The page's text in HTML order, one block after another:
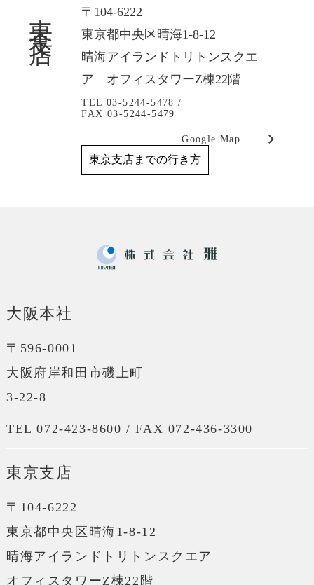
東京支店
〒104-6222
東京都中央区晴海1-8-12
晴海アイランドトリトンスクエ
ア オフィスタワーZ棟22階
TEL 03-5244-5478 /
FAX 03-5244-5479
Google Map
東京支店までの行き方
大阪本社
〒596-0001
大阪府岸和田市磯上町
3-22-8
TEL 072-423-8600 / FAX 072-436-3300
東京支店
〒104-6222
東京都中央区晴海1-8-12
晴海アイランドトリトンスクエア
オフィスタワーZ棟22階